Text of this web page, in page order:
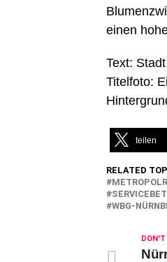
einen
Text:
Titelfoto:
teilen
RELATED
WBG-